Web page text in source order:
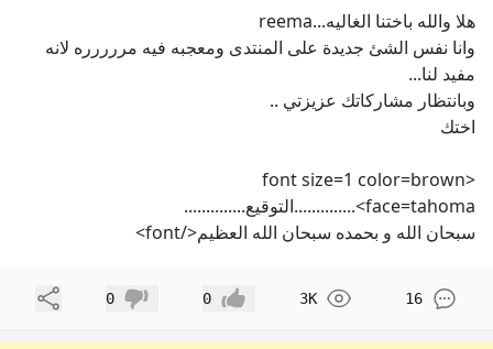
هلا والله باختنا الغاليه...reema
وانا نفس الشئ جديدة على المنتدى ومعجبه فيه مررررره لانه
مفيد لنا...
وبانتظار مشاركاتك عزيزتي ..
اختك
<font size=1 color=brown
face=tahoma>..............التوقيع..............
سبحان الله و بحمده سبحان الله العظيم</font>
16
3K إعجاب 0 عدم إعجاب
0 مشاركة